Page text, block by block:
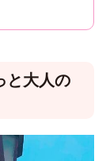
と大人の